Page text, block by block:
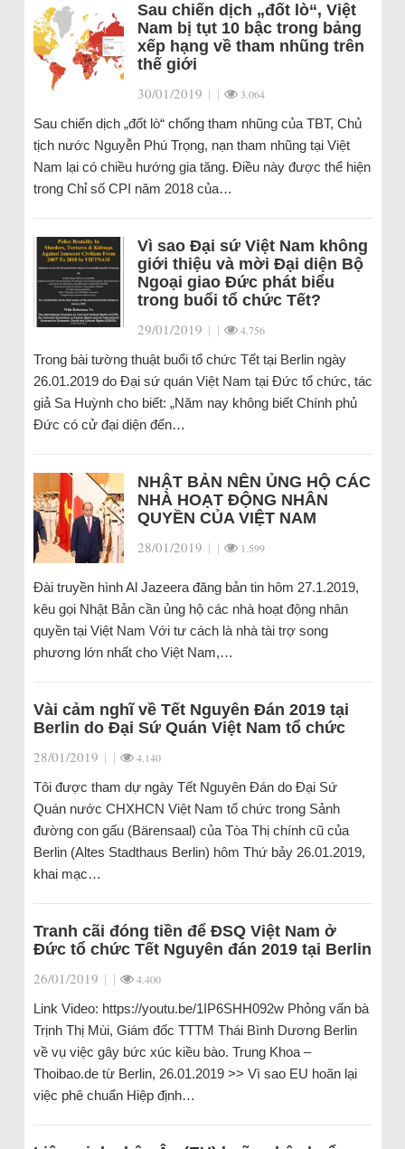
Sau chiến dịch „đốt lò“, Việt
Nam bị tụt 10 bậc trong bảng
xếp hạng về tham nhũng trên
thế giới
30/01/2019 | | 3.064
Sau chiến dịch „đốt lò“ chống tham nhũng của TBT, Chủ
tịch nước Nguyễn Phú Trọng, nạn tham nhũng tại Việt
Nam lại có chiều hướng gia tăng. Điều này được thể hiện
trong Chỉ số CPI năm 2018 của…
Vì sao Đại sứ Việt Nam không
giới thiệu và mời Đại diện Bộ
Ngoại giao Đức phát biểu
trong buổi tổ chức Tết?
29/01/2019 | | 4.756
Trong bài tường thuật buổi tổ chức Tết tại Berlin ngày
26.01.2019 do Đại sứ quán Việt Nam tại Đức tổ chức, tác
giả Sa Huỳnh cho biết: „Năm nay không biết Chính phủ
Đức có cử đại diện đến…
NHẬT BẢN NÊN ỦNG HỘ CÁC
NHÀ HOẠT ĐỘNG NHÂN
QUYỀN CỦA VIỆT NAM
28/01/2019 | | 1.599
Đài truyền hình Al Jazeera đăng bản tin hôm 27.1.2019,
kêu gọi Nhật Bản cần ủng hộ các nhà hoạt động nhân
quyền tại Việt Nam Với tư cách là nhà tài trợ song
phương lớn nhất cho Việt Nam,…
Vài cảm nghĩ về Tết Nguyên Đán 2019 tại
Berlin do Đại Sứ Quán Việt Nam tổ chức
28/01/2019 | | 4.140
Tôi được tham dự ngày Tết Nguyên Đán do Đại Sứ
Quán nước CHXHCN Việt Nam tổ chức trong Sảnh
đường con gấu (Bärensaal) của Tòa Thị chính cũ của
Berlin (Altes Stadthaus Berlin) hôm Thứ bảy 26.01.2019,
khai mạc…
Tranh cãi đóng tiền để ĐSQ Việt Nam ở
Đức tổ chức Tết Nguyên đán 2019 tại Berlin
26/01/2019 | | 4.400
Link Video: https://youtu.be/1IP6SHH092w Phỏng vấn bà
Trịnh Thị Mùi, Giám đốc TTTM Thái Bình Dương Berlin
về vụ việc gây bức xúc kiều bào. Trung Khoa –
Thoibao.de từ Berlin, 26.01.2019 >> Vì sao EU hoãn lại
việc phê chuẩn Hiệp định…